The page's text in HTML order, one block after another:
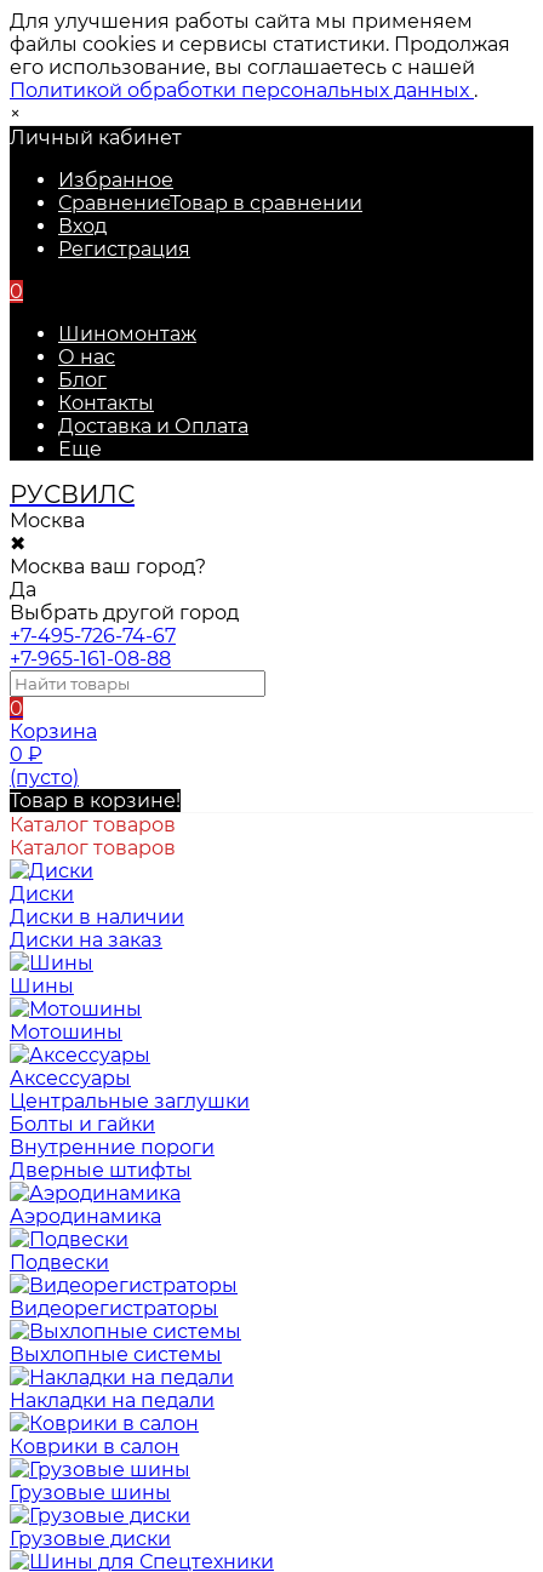
Для улучшения работы сайта мы применяем
файлы cookies и сервисы статистики. Продолжая
его использование, вы соглашаетесь с нашей
Политикой обработки персональных данных .
×
Личный кабинет
Избранное
СравнениеТовар в сравнении
Вход
Регистрация
0
Шиномонтаж
О нас
Блог
Контакты
Доставка и Оплата
Еще
РУСВИЛС
Москва
✖
Москва ваш город?
Да
Выбрать другой город
+7-495-726-74-67
+7-965-161-08-88
0
Корзина
0 ₽
(пусто)
Товар в корзине!
Каталог товаров
Каталог товаров
Диски
Диски в наличии
Диски на заказ
Шины
Мотошины
Аксессуары
Центральные заглушки
Болты и гайки
Внутренние пороги
Дверные штифты
Аэродинамика
Подвески
Видеорегистраторы
Выхлопные системы
Накладки на педали
Коврики в салон
Грузовые шины
Грузовые диски